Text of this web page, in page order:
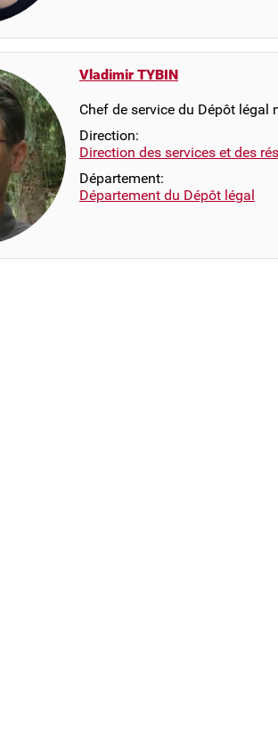
Vladimir TYBIN
Chef de service du Dépôt légal
Direction:
Direction des services et des
Département:
Département du Dépôt légal